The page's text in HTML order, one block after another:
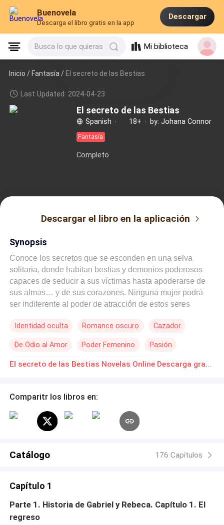
Buenovela
Descarga el libro gratis en la app
Descargar
Busca lo que quieras Mi biblioteca
Inicio /Fantasía / El secreto de las Bestias
Last Updated: 2024-04-23
El secreto de las Bestias
Spanish · 18+ · by: Johana Connor
Fantasía
Completo
Descargar el libro en la aplicación
Synopsis
Conoce los secretos que se esconden en una selva
solitaria, donde habitan bestias y demonios poderosos
capaces de seducir a sus víctimas hasta apoderarse de
sus almas… y de sus corazones. Ninguna mujer podrá
ser indiferente al poder de atracción de estos seres
que eso pueda representar para sus vidas.
Identidad oculta Romance oscuro Cazador
De Odio al Amor Poder Femenino Pasión
Heredero / Heredera Ventaja Especial El secreto de las Bestias Novelas Online Descarga gratuita de PDF
Comparitr los libros en:
Catálogo 176 Capítulos
Capítulo 1
Parte 1. Historia de Gabriel y Rebeca. Capítulo 1. El
regreso